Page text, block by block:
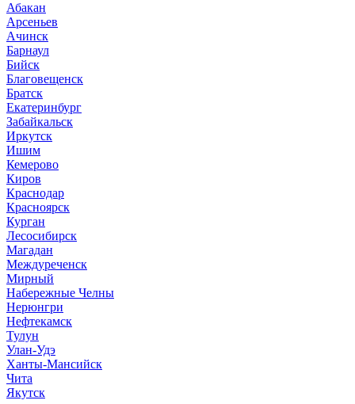
Абакан
Арсеньев
Ачинск
Барнаул
Бийск
Благовещенск
Братск
Екатеринбург
Забайкальск
Иркутск
Ишим
Кемерово
Киров
Краснодар
Красноярск
Курган
Лесосибирск
Магадан
Междуреченск
Мирный
Набережные Челны
Нерюнгри
Нефтекамск
Тулун
Улан-Удэ
Ханты-Мансийск
Чита
Якутск